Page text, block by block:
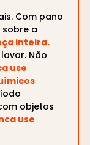
Com pano
sobre a
inteira.
Não
use
objetos
use